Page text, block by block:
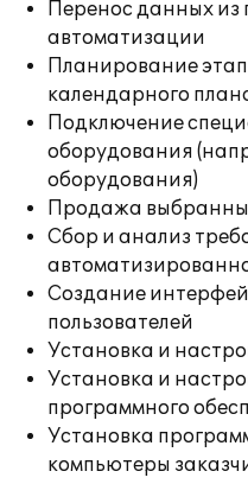
Перенос данных
автоматизации
Планирование
календарного
Подключение
оборудования
оборудования)
Продажа
Сбор и анализ
Создание
пользователей
Установка и
Установка и
программного
Установка
компьютеры